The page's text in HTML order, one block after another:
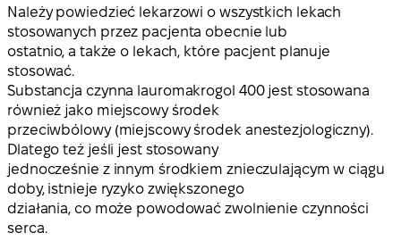
Należy powiedzieć lekarzowi o wszystkich lekach
stosowanych przez pacjenta obecnie lub
ostatnio, a także o lekach, które pacjent planuje
stosować.
Substancja czynna lauromakrogol 400 jest stosowana
również jako miejscowy środek
przeciwbólowy (miejscowy środek anestezjologiczny).
Dlatego też jeśli jest stosowany
jednocześnie z innym środkiem znieczulającym w ciągu
doby, istnieje ryzyko zwiększonego
działania, co może powodować zwolnienie czynności
serca.